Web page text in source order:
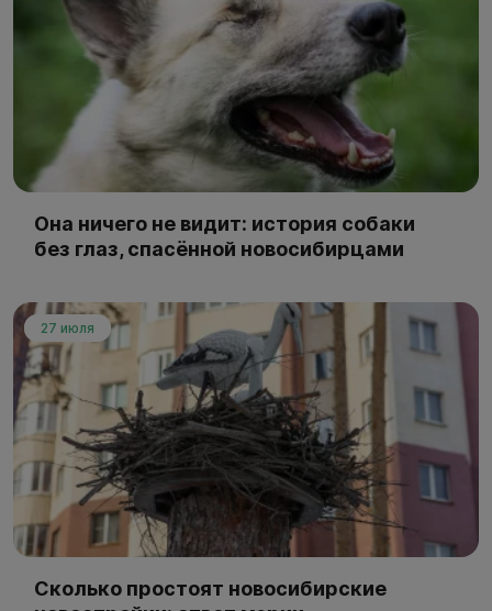
Она ничего не видит: история собаки
без глаз, спасённой новосибирцами
27 июля
Сколько простоят новосибирские